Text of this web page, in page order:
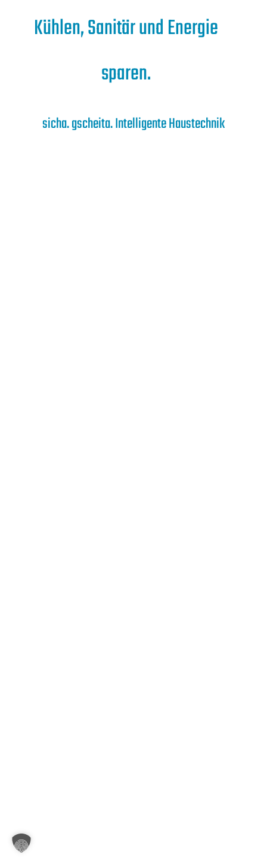
Kühlen, Sanitär und Energie
sparen.
sicha. gscheita. Intelligente Haustechnik